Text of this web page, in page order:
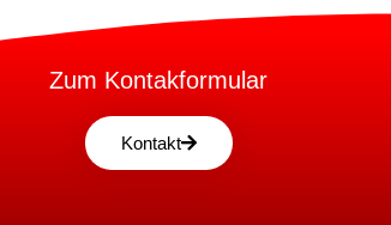
Zum Kontakformular
Kontakt